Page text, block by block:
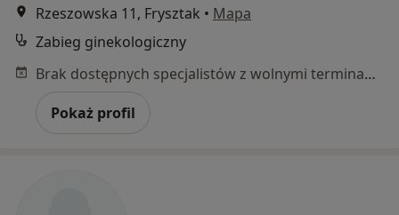
Rzeszowska 11, Frysztak • Mapa
Zabieg ginekologiczny
Brak dostępnych specjalistów z wolnymi terminami w tym centrum medycznym.
Pokaż profil